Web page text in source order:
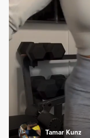
Tamar Kunz